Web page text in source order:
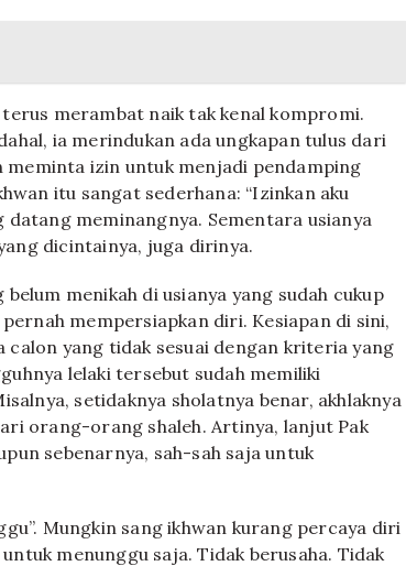
merambat naik tak kenal kompromi.
ia merindukan ada ungkapan tulus dari
meminta izin untuk menjadi pendamping
itu sangat sederhana: “Izinkan aku
datang meminangnya. Sementara usianya
dicintainya, juga dirinya.
belum menikah di usianya yang sudah cukup
mempersiapkan diri. Kesiapan di sini,
yang tidak sesuai dengan kriteria yang
lelaki tersebut sudah memiliki
setidaknya sholatnya benar, akhlaknya
orang-orang shaleh. Artinya, lanjut Pak
sebenarnya, sah-sah saja untuk
Mungkin sang ikhwan kurang percaya diri
menunggu saja. Tidak berusaha. Tidak